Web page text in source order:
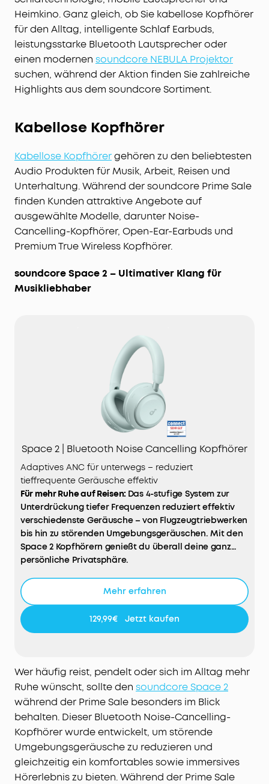
Heimkino. Ganz gleich, ob Sie kabellose Kopfhörer
für den Alltag, intelligente Schlaf Earbuds,
leistungsstarke Bluetooth Lautsprecher oder
einen modernen soundcore NEBULA Projektor
suchen, während der Aktion finden Sie zahlreiche
Highlights aus dem soundcore Sortiment.
Kabellose Kopfhörer
Kabellose Kopfhörergehören zu den beliebtesten
Audio Produkten für Musik, Arbeit, Reisen und
Unterhaltung. Während der soundcore Prime Sale
finden Kunden attraktive Angebote auf
ausgewählte Modelle, darunter Noise-
Cancelling-Kopfhörer, Open-Ear-Earbuds und
Premium True Wireless Kopfhörer.
soundcore Space 2 – Ultimativer Klang für
Musikliebhaber
Space 2 | Bluetooth Noise Cancelling Kopfhörer
Adaptives ANC für unterwegs – reduziert
tieffrequente Geräusche effektiv
Für mehr Ruhe auf Reisen: Das 4-stufige System zur
Unterdrückung tiefer Frequenzen reduziert effektiv
verschiedenste Geräusche – von Flugzeugtriebwerken
bis hin zu störenden Umgebungsgeräuschen. Mit den
Space 2 Kopfhörern genießt du überall deine ganz
persönliche Privatsphäre.
und extraweichen Ohrpolstern aus Proteinleder mit
Memory-Schaum kannst du selbst auf
Langstreckenflügen auf ein rundum entspanntes
Hörerlebnis freuen.
kräftigem Bass – für ein beeindruckendes HiFi-
Erlebnis. Unterstützt Hi-Res Audio per Kabel und LDAC
ohne Kabel.
Mehr Freiheit auf jeder Reise:Bis zu 50 Stunden mit
ANC oder 70 Stunden ohne sorgen für eine extra lange
Laufzeit. Und nur 5 Minuten Schnellladen reichen für
bis zu 4 Stunden Musik – so bleibst du unterwegs
stressfrei.
Weißes Rauschen mit nur einem Klick:
Aktiviere in der
Mehr erfahren
129,99€ Jetzt kaufen
Wer häufig reist, pendelt oder sich im Alltag mehr
Ruhe wünscht, sollte den soundcore Space 2
während der Prime Sale besonders im Blick
behalten. Dieser Bluetooth Noise-Cancelling-
Kopfhörer wurde entwickelt, um störende
Umgebungsgeräusche zu reduzieren und
gleichzeitig ein komfortables sowie immersives
Hörerlebnis zu bieten. Während der Prime Sale